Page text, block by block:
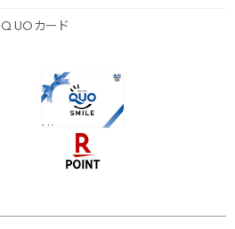
カード